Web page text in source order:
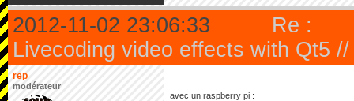
2012-11-02 23:06:33
Re :
Livecoding video effects with Qt5
rep
modérateur
avec un raspberry pi :